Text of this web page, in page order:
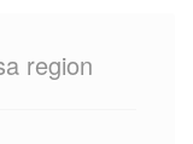
region